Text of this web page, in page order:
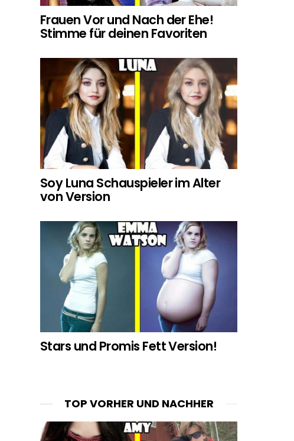
Frauen Vor und Nach der Ehe!
Stimme für deinen Favoriten
Soy Luna Schauspieler im Alter
von Version
Stars und Promis Fett Version!
TOP VORHER UND NACHHER